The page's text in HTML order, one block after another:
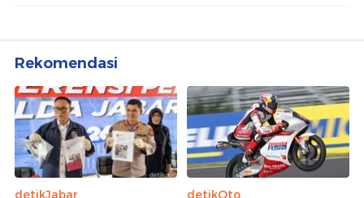
Lihat Selengkapnya
Berita Terkait
Ada Kegiatan Lebaran Betawi, Simak Rekayasa
Lalin di Lapangan Banteng